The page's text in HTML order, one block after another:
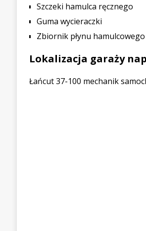
Szczeki hamulca ręcznego
Guma wycieraczki
Zbiornik płynu hamulcowego
Lokalizacja garaży
Łańcut 37-100 mechanik